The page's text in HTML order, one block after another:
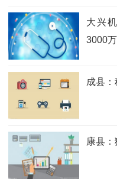
大兴
3000
成县：
康县